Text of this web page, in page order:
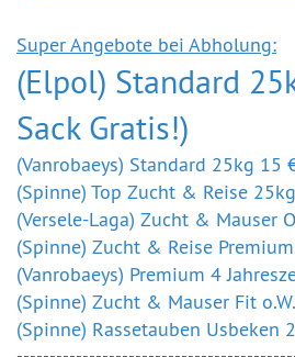
Super Angebote bei Abholung:
(Elpol) Standard
Sack Gratis!)
(Vanrobaeys) Standard 25kg 15
(Spinne) Top Zucht & Reise
(Versele-Laga) Zucht & Mauser
(Spinne) Zucht & Reise
(Vanrobaeys) Premium 4
(Spinne) Zucht & Mauser Fit
(Spinne) Rassetauben Usbeken